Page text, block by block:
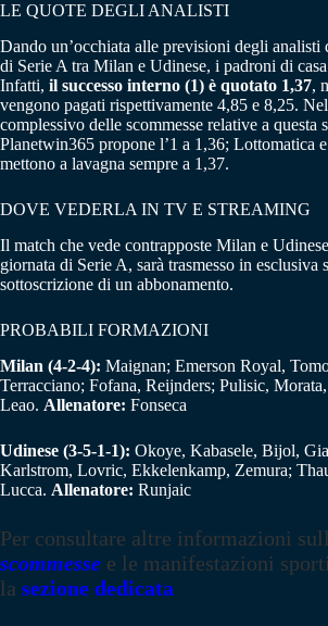
LE QUOTE DEGLI ANALISTI
Dando un’occhiata alle previsioni degli analisti
di Serie A tra Milan e Udinese, i padroni di
Infatti, il successo interno (1) è quotato 1,37,
vengono pagati rispettivamente 4,85 e 8,25.
complessivo delle scommesse relative a questa
Planetwin365 propone l’1 a 1,36; Lottomatica
mettono a lavagna sempre a 1,37.
DOVE VEDERLA IN TV E STREAMING
Il match che vede contrapposte Milan e
giornata di Serie A, sarà trasmesso in esclusiva
sottoscrizione di un abbonamento.
PROBABILI FORMAZIONI
Milan (4-2-4): Maignan; Emerson Royal,
Terracciano; Fofana, Reijnders; Pulisic,
Leao. Allenatore: Fonseca
Udinese (3-5-1-1): Okoye, Kabasele, Bijol,
Karlstrom, Lovric, Ekkelenkamp, Zemura;
Lucca. Allenatore: Runjaic
Per consultare altre informazioni
scommesse e le manifestazioni
la sezione dedicata